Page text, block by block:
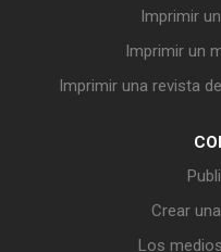
Imprimir
Imprimir un
Imprimir una revista
Crear
Los